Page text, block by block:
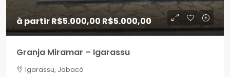
à partir R$5.000,00 R$5.000,00
Granja Miramar – Igarassu
Igarassu, Jabacó